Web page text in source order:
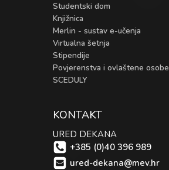
Studentski dom
Knjižnica
Merlin - sustav e-učenja
Virtualna šetnja
Stipendije
Povjerenstva i ovlaštene osobe
SCEDULY
KONTAKT
URED DEKANA
+385 (0)40 396 989
ured-dekana@mev.hr